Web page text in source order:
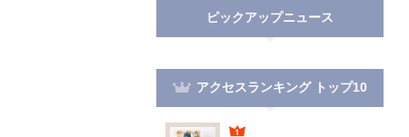
ピックアップニュース
アクセスランキング トップ10